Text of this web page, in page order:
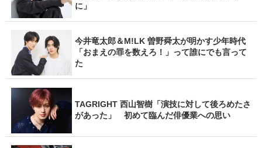
に」
今井竜太郎＆M!LK 曽野舜太が明かす少年時代
「おまえの罪を数えろ！」って誰にでも言って
た
TAGRIGHT 西山智樹「演技に対して後ろめたさ
があった」 初めて臨んだ俳優業への思い